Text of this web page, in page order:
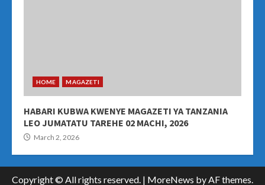
HOME MAGAZETI
HABARI KUBWA KWENYE MAGAZETI YA TANZANIA
LEO JUMATATU TAREHE 02 MACHI, 2026
March 2, 2026
Copyright © All rights reserved. | MoreNews by AF themes.